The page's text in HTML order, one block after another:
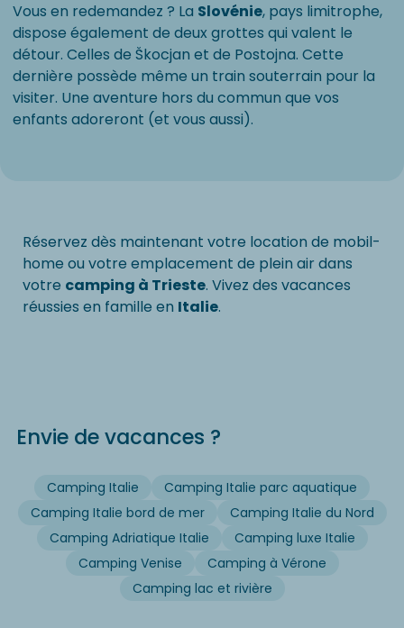
Vous en redemandez ? La Slovénie, pays limitrophe,
dispose également de deux grottes qui valent le
détour. Celles de Škocjan et de Postojna. Cette
dernière possède même un train souterrain pour la
visiter. Une aventure hors du commun que vos
enfants adoreront (et vous aussi).
Réservez dès maintenant votre location de mobil-
home ou votre emplacement de plein air dans
votre camping à Trieste. Vivez des vacances
réussies en famille en Italie.
Envie de vacances ?
Camping Italie
Camping Italie parc aquatique
Camping Italie bord de mer
Camping Italie du Nord
Camping Adriatique Italie
Camping luxe Italie
Camping Venise
Camping à Vérone
Camping lac et rivière